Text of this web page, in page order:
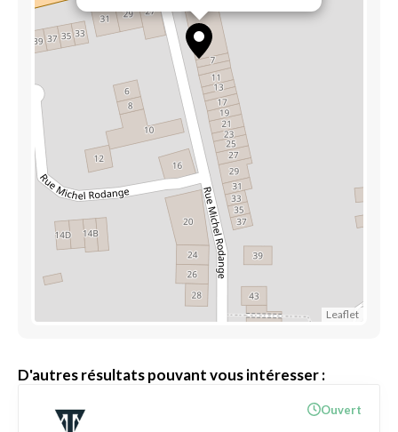
Leaflet
D'autres résultats pouvant vous intéresser :
Ouvert